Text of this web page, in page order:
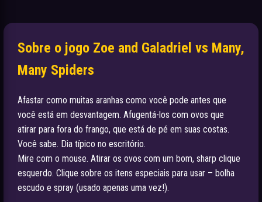
Sobre o jogo Zoe and Galadriel vs Many,
Many Spiders
Afastar como muitas aranhas como você pode antes que
você está em desvantagem. Afugentá-los com ovos que
atirar para fora do frango, que está de pé em suas costas.
Você sabe. Dia típico no escritório.
Mire com o mouse. Atirar os ovos com um bom, sharp clique
esquerdo. Clique sobre os itens especiais para usar – bolha
escudo e spray (usado apenas uma vez!).